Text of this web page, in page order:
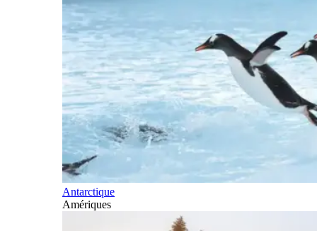
Antarctique
Amériques